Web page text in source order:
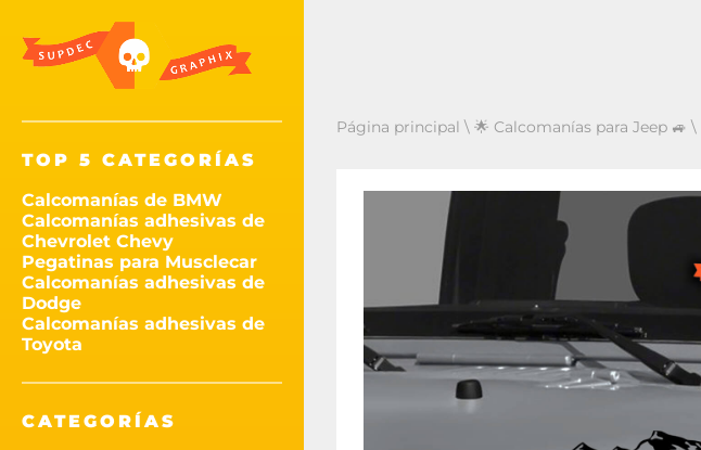
TOP 5 CATEGORÍAS
Calcomanías de BMW
Calcomanías adhesivas de
Chevrolet Chevy
Pegatinas para Musclecar
Calcomanías adhesivas de
Dodge
Calcomanías adhesivas de
Toyota
CATEGORÍAS
Página principal \ 🌟 Calcomanías para Jeep 🚙 \